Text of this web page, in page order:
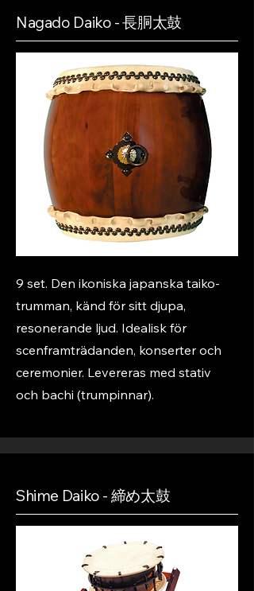
Nagado Daiko - 長胴太鼓
9 set. Den ikoniska japanska taiko-
trumman, känd för sitt djupa,
resonerande ljud. Idealisk för
scenframträdanden, konserter och
ceremonier. Levereras med stativ
och bachi (trumpinnar).
Shime Daiko - 締め太鼓